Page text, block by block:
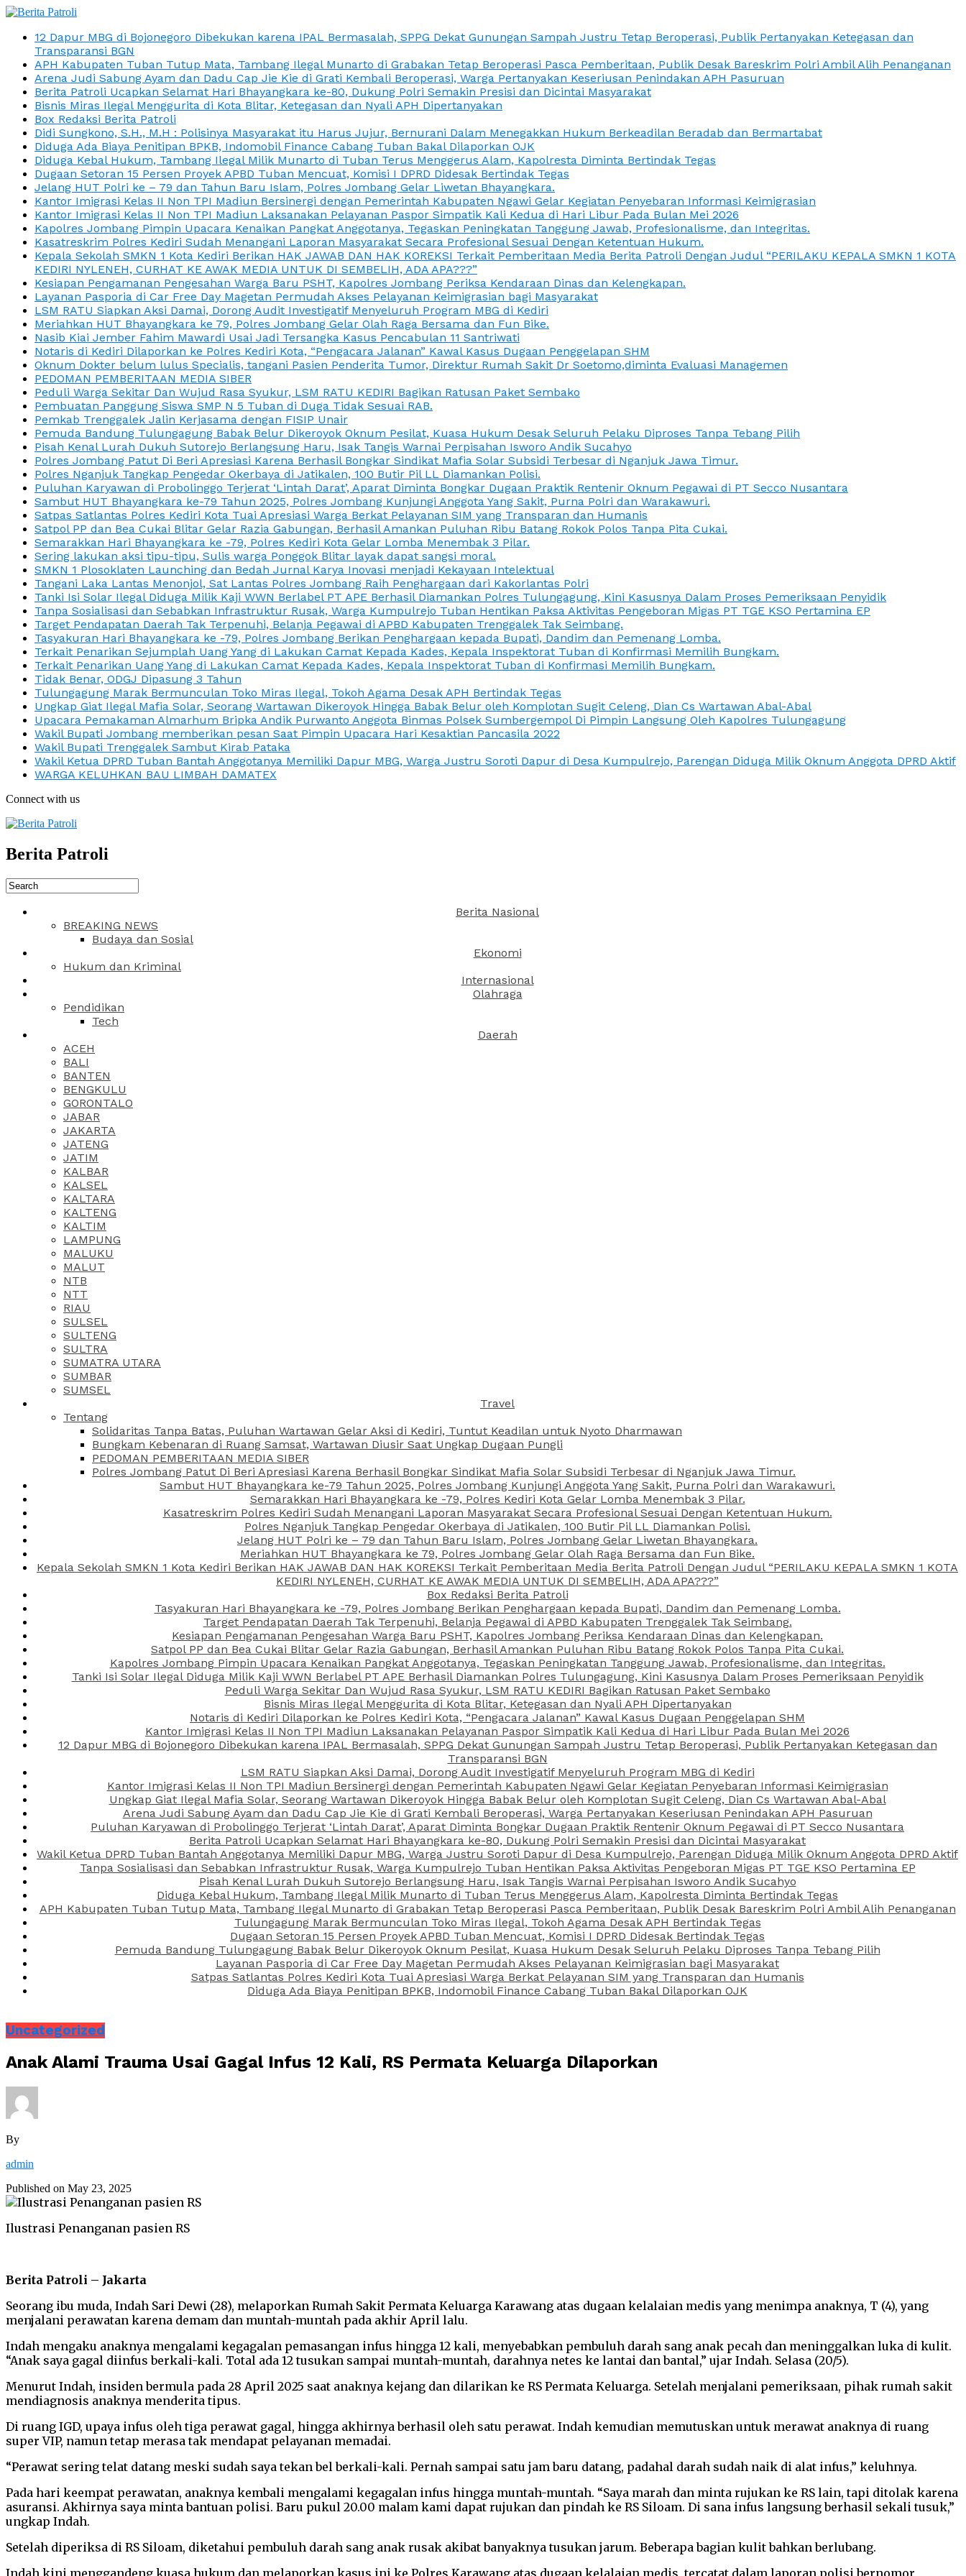
12 Dapur MBG di Bojonegoro Dibekukan karena IPAL Bermasalah, SPPG Dekat Gunungan Sampah Justru Tetap Beroperasi, Publik Pertanyakan Ketegasan dan
Transparansi BGN
APH Kabupaten Tuban Tutup Mata, Tambang Ilegal Munarto di Grabakan Tetap Beroperasi Pasca Pemberitaan, Publik Desak Bareskrim Polri Ambil Alih Penanganan
Arena Judi Sabung Ayam dan Dadu Cap Jie Kie di Grati Kembali Beroperasi, Warga Pertanyakan Keseriusan Penindakan APH Pasuruan
Berita Patroli Ucapkan Selamat Hari Bhayangkara ke-80, Dukung Polri Semakin Presisi dan Dicintai Masyarakat
Bisnis Miras Ilegal Menggurita di Kota Blitar, Ketegasan dan Nyali APH Dipertanyakan
Box Redaksi Berita Patroli
Didi Sungkono, S.H., M.H : Polisinya Masyarakat itu Harus Jujur, Bernurani Dalam Menegakkan Hukum Berkeadilan Beradab dan Bermartabat
Diduga Ada Biaya Penitipan BPKB, Indomobil Finance Cabang Tuban Bakal Dilaporkan OJK
Diduga Kebal Hukum, Tambang Ilegal Milik Munarto di Tuban Terus Menggerus Alam, Kapolresta Diminta Bertindak Tegas
Dugaan Setoran 15 Persen Proyek APBD Tuban Mencuat, Komisi I DPRD Didesak Bertindak Tegas
Jelang HUT Polri ke – 79 dan Tahun Baru Islam, Polres Jombang Gelar Liwetan Bhayangkara.
Kantor Imigrasi Kelas II Non TPI Madiun Bersinergi dengan Pemerintah Kabupaten Ngawi Gelar Kegiatan Penyebaran Informasi Keimigrasian
Kantor Imigrasi Kelas II Non TPI Madiun Laksanakan Pelayanan Paspor Simpatik Kali Kedua di Hari Libur Pada Bulan Mei 2026
Kapolres Jombang Pimpin Upacara Kenaikan Pangkat Anggotanya, Tegaskan Peningkatan Tanggung Jawab, Profesionalisme, dan Integritas.
Kasatreskrim Polres Kediri Sudah Menangani Laporan Masyarakat Secara Profesional Sesuai Dengan Ketentuan Hukum.
Kepala Sekolah SMKN 1 Kota Kediri Berikan HAK JAWAB DAN HAK KOREKSI Terkait Pemberitaan Media Berita Patroli Dengan Judul “PERILAKU KEPALA SMKN 1 KOTA
KEDIRI NYLENEH, CURHAT KE AWAK MEDIA UNTUK DI SEMBELIH, ADA APA???”
Kesiapan Pengamanan Pengesahan Warga Baru PSHT, Kapolres Jombang Periksa Kendaraan Dinas dan Kelengkapan.
Layanan Pasporia di Car Free Day Magetan Permudah Akses Pelayanan Keimigrasian bagi Masyarakat
LSM RATU Siapkan Aksi Damai, Dorong Audit Investigatif Menyeluruh Program MBG di Kediri
Meriahkan HUT Bhayangkara ke 79, Polres Jombang Gelar Olah Raga Bersama dan Fun Bike.
Nasib Kiai Jember Fahim Mawardi Usai Jadi Tersangka Kasus Pencabulan 11 Santriwati
Notaris di Kediri Dilaporkan ke Polres Kediri Kota, “Pengacara Jalanan” Kawal Kasus Dugaan Penggelapan SHM
Oknum Dokter belum lulus Specialis, tangani Pasien Penderita Tumor, Direktur Rumah Sakit Dr Soetomo,diminta Evaluasi Managemen
PEDOMAN PEMBERITAAN MEDIA SIBER
Peduli Warga Sekitar Dan Wujud Rasa Syukur, LSM RATU KEDIRI Bagikan Ratusan Paket Sembako
Pembuatan Panggung Siswa SMP N 5 Tuban di Duga Tidak Sesuai RAB.
Pemkab Trenggalek Jalin Kerjasama dengan FISIP Unair
Pemuda Bandung Tulungagung Babak Belur Dikeroyok Oknum Pesilat, Kuasa Hukum Desak Seluruh Pelaku Diproses Tanpa Tebang Pilih
Pisah Kenal Lurah Dukuh Sutorejo Berlangsung Haru, Isak Tangis Warnai Perpisahan Isworo Andik Sucahyo
Polres Jombang Patut Di Beri Apresiasi Karena Berhasil Bongkar Sindikat Mafia Solar Subsidi Terbesar di Nganjuk Jawa Timur.
Polres Nganjuk Tangkap Pengedar Okerbaya di Jatikalen, 100 Butir Pil LL Diamankan Polisi.
Puluhan Karyawan di Probolinggo Terjerat ‘Lintah Darat’, Aparat Diminta Bongkar Dugaan Praktik Rentenir Oknum Pegawai di PT Secco Nusantara
Sambut HUT Bhayangkara ke-79 Tahun 2025, Polres Jombang Kunjungi Anggota Yang Sakit, Purna Polri dan Warakawuri.
Satpas Satlantas Polres Kediri Kota Tuai Apresiasi Warga Berkat Pelayanan SIM yang Transparan dan Humanis
Satpol PP dan Bea Cukai Blitar Gelar Razia Gabungan, Berhasil Amankan Puluhan Ribu Batang Rokok Polos Tanpa Pita Cukai.
Semarakkan Hari Bhayangkara ke -79, Polres Kediri Kota Gelar Lomba Menembak 3 Pilar.
Sering lakukan aksi tipu-tipu, Sulis warga Ponggok Blitar layak dapat sangsi moral.
SMKN 1 Plosoklaten Launching dan Bedah Jurnal Karya Inovasi menjadi Kekayaan Intelektual
Tangani Laka Lantas Menonjol, Sat Lantas Polres Jombang Raih Penghargaan dari Kakorlantas Polri
Tanki Isi Solar Ilegal Diduga Milik Kaji WWN Berlabel PT APE Berhasil Diamankan Polres Tulungagung, Kini Kasusnya Dalam Proses Pemeriksaan Penyidik
Tanpa Sosialisasi dan Sebabkan Infrastruktur Rusak, Warga Kumpulrejo Tuban Hentikan Paksa Aktivitas Pengeboran Migas PT TGE KSO Pertamina EP
Target Pendapatan Daerah Tak Terpenuhi, Belanja Pegawai di APBD Kabupaten Trenggalek Tak Seimbang.
Tasyakuran Hari Bhayangkara ke -79, Polres Jombang Berikan Penghargaan kepada Bupati, Dandim dan Pemenang Lomba.
Terkait Penarikan Sejumplah Uang Yang di Lakukan Camat Kepada Kades, Kepala Inspektorat Tuban di Konfirmasi Memilih Bungkam.
Terkait Penarikan Uang Yang di Lakukan Camat Kepada Kades, Kepala Inspektorat Tuban di Konfirmasi Memilih Bungkam.
Tidak Benar, ODGJ Dipasung 3 Tahun
Tulungagung Marak Bermunculan Toko Miras Ilegal, Tokoh Agama Desak APH Bertindak Tegas
Ungkap Giat Ilegal Mafia Solar, Seorang Wartawan Dikeroyok Hingga Babak Belur oleh Komplotan Sugit Celeng, Dian Cs Wartawan Abal-Abal
Upacara Pemakaman Almarhum Bripka Andik Purwanto Anggota Binmas Polsek Sumbergempol Di Pimpin Langsung Oleh Kapolres Tulungagung
Wakil Bupati Jombang memberikan pesan Saat Pimpin Upacara Hari Kesaktian Pancasila 2022
Wakil Bupati Trenggalek Sambut Kirab Pataka
Wakil Ketua DPRD Tuban Bantah Anggotanya Memiliki Dapur MBG, Warga Justru Soroti Dapur di Desa Kumpulrejo, Parengan Diduga Milik Oknum Anggota DPRD Aktif
WARGA KELUHKAN BAU LIMBAH DAMATEX
Connect with us
Berita Patroli
Berita Nasional
BREAKING NEWS
Budaya dan Sosial
Ekonomi
Hukum dan Kriminal
Internasional
Olahraga
Pendidikan
Tech
Daerah
ACEH
BALI
BANTEN
BENGKULU
GORONTALO
JABAR
JAKARTA
JATENG
JATIM
KALBAR
KALSEL
KALTARA
KALTENG
KALTIM
LAMPUNG
MALUKU
MALUT
NTB
NTT
RIAU
SULSEL
SULTENG
SULTRA
SUMATRA UTARA
SUMBAR
SUMSEL
Travel
Tentang
Solidaritas Tanpa Batas, Puluhan Wartawan Gelar Aksi di Kediri, Tuntut Keadilan untuk Nyoto Dharmawan
Bungkam Kebenaran di Ruang Samsat, Wartawan Diusir Saat Ungkap Dugaan Pungli
PEDOMAN PEMBERITAAN MEDIA SIBER
Polres Jombang Patut Di Beri Apresiasi Karena Berhasil Bongkar Sindikat Mafia Solar Subsidi Terbesar di Nganjuk Jawa Timur.
Sambut HUT Bhayangkara ke-79 Tahun 2025, Polres Jombang Kunjungi Anggota Yang Sakit, Purna Polri dan Warakawuri.
Semarakkan Hari Bhayangkara ke -79, Polres Kediri Kota Gelar Lomba Menembak 3 Pilar.
Kasatreskrim Polres Kediri Sudah Menangani Laporan Masyarakat Secara Profesional Sesuai Dengan Ketentuan Hukum.
Polres Nganjuk Tangkap Pengedar Okerbaya di Jatikalen, 100 Butir Pil LL Diamankan Polisi.
Jelang HUT Polri ke – 79 dan Tahun Baru Islam, Polres Jombang Gelar Liwetan Bhayangkara.
Meriahkan HUT Bhayangkara ke 79, Polres Jombang Gelar Olah Raga Bersama dan Fun Bike.
Kepala Sekolah SMKN 1 Kota Kediri Berikan HAK JAWAB DAN HAK KOREKSI Terkait Pemberitaan Media Berita Patroli Dengan Judul “PERILAKU KEPALA SMKN 1 KOTA
KEDIRI NYLENEH, CURHAT KE AWAK MEDIA UNTUK DI SEMBELIH, ADA APA???”
Box Redaksi Berita Patroli
Tasyakuran Hari Bhayangkara ke -79, Polres Jombang Berikan Penghargaan kepada Bupati, Dandim dan Pemenang Lomba.
Target Pendapatan Daerah Tak Terpenuhi, Belanja Pegawai di APBD Kabupaten Trenggalek Tak Seimbang.
Kesiapan Pengamanan Pengesahan Warga Baru PSHT, Kapolres Jombang Periksa Kendaraan Dinas dan Kelengkapan.
Satpol PP dan Bea Cukai Blitar Gelar Razia Gabungan, Berhasil Amankan Puluhan Ribu Batang Rokok Polos Tanpa Pita Cukai.
Kapolres Jombang Pimpin Upacara Kenaikan Pangkat Anggotanya, Tegaskan Peningkatan Tanggung Jawab, Profesionalisme, dan Integritas.
Tanki Isi Solar Ilegal Diduga Milik Kaji WWN Berlabel PT APE Berhasil Diamankan Polres Tulungagung, Kini Kasusnya Dalam Proses Pemeriksaan Penyidik
Peduli Warga Sekitar Dan Wujud Rasa Syukur, LSM RATU KEDIRI Bagikan Ratusan Paket Sembako
Bisnis Miras Ilegal Menggurita di Kota Blitar, Ketegasan dan Nyali APH Dipertanyakan
Notaris di Kediri Dilaporkan ke Polres Kediri Kota, “Pengacara Jalanan” Kawal Kasus Dugaan Penggelapan SHM
Kantor Imigrasi Kelas II Non TPI Madiun Laksanakan Pelayanan Paspor Simpatik Kali Kedua di Hari Libur Pada Bulan Mei 2026
12 Dapur MBG di Bojonegoro Dibekukan karena IPAL Bermasalah, SPPG Dekat Gunungan Sampah Justru Tetap Beroperasi, Publik Pertanyakan Ketegasan dan
Transparansi BGN
LSM RATU Siapkan Aksi Damai, Dorong Audit Investigatif Menyeluruh Program MBG di Kediri
Kantor Imigrasi Kelas II Non TPI Madiun Bersinergi dengan Pemerintah Kabupaten Ngawi Gelar Kegiatan Penyebaran Informasi Keimigrasian
Ungkap Giat Ilegal Mafia Solar, Seorang Wartawan Dikeroyok Hingga Babak Belur oleh Komplotan Sugit Celeng, Dian Cs Wartawan Abal-Abal
Arena Judi Sabung Ayam dan Dadu Cap Jie Kie di Grati Kembali Beroperasi, Warga Pertanyakan Keseriusan Penindakan APH Pasuruan
Puluhan Karyawan di Probolinggo Terjerat ‘Lintah Darat’, Aparat Diminta Bongkar Dugaan Praktik Rentenir Oknum Pegawai di PT Secco Nusantara
Berita Patroli Ucapkan Selamat Hari Bhayangkara ke-80, Dukung Polri Semakin Presisi dan Dicintai Masyarakat
Wakil Ketua DPRD Tuban Bantah Anggotanya Memiliki Dapur MBG, Warga Justru Soroti Dapur di Desa Kumpulrejo, Parengan Diduga Milik Oknum Anggota DPRD Aktif
Tanpa Sosialisasi dan Sebabkan Infrastruktur Rusak, Warga Kumpulrejo Tuban Hentikan Paksa Aktivitas Pengeboran Migas PT TGE KSO Pertamina EP
Pisah Kenal Lurah Dukuh Sutorejo Berlangsung Haru, Isak Tangis Warnai Perpisahan Isworo Andik Sucahyo
Diduga Kebal Hukum, Tambang Ilegal Milik Munarto di Tuban Terus Menggerus Alam, Kapolresta Diminta Bertindak Tegas
APH Kabupaten Tuban Tutup Mata, Tambang Ilegal Munarto di Grabakan Tetap Beroperasi Pasca Pemberitaan, Publik Desak Bareskrim Polri Ambil Alih Penanganan
Tulungagung Marak Bermunculan Toko Miras Ilegal, Tokoh Agama Desak APH Bertindak Tegas
Dugaan Setoran 15 Persen Proyek APBD Tuban Mencuat, Komisi I DPRD Didesak Bertindak Tegas
Pemuda Bandung Tulungagung Babak Belur Dikeroyok Oknum Pesilat, Kuasa Hukum Desak Seluruh Pelaku Diproses Tanpa Tebang Pilih
Layanan Pasporia di Car Free Day Magetan Permudah Akses Pelayanan Keimigrasian bagi Masyarakat
Satpas Satlantas Polres Kediri Kota Tuai Apresiasi Warga Berkat Pelayanan SIM yang Transparan dan Humanis
Diduga Ada Biaya Penitipan BPKB, Indomobil Finance Cabang Tuban Bakal Dilaporkan OJK
Uncategorized
Anak Alami Trauma Usai Gagal Infus 12 Kali, RS Permata Keluarga Dilaporkan
By
admin
Published on May 23, 2025
Ilustrasi Penanganan pasien RS
Berita Patroli – Jakarta
Seorang ibu muda, Indah Sari Dewi (28), melaporkan Rumah Sakit Permata Keluarga Karawang atas dugaan kelalaian medis yang menimpa anaknya, T (4), yang
menjalani perawatan karena demam dan muntah-muntah pada akhir April lalu.
Indah mengaku anaknya mengalami kegagalan pemasangan infus hingga 12 kali, menyebabkan pembuluh darah sang anak pecah dan meninggalkan luka di kulit.
“Anak saya gagal diinfus berkali-kali. Total ada 12 tusukan sampai muntah-muntah, darahnya netes ke lantai dan bantal,” ujar Indah. Selasa (20/5).
Menurut Indah, insiden bermula pada 28 April 2025 saat anaknya kejang dan dilarikan ke RS Permata Keluarga. Setelah menjalani pemeriksaan, pihak rumah sakit
mendiagnosis anaknya menderita tipus.
Di ruang IGD, upaya infus oleh tiga perawat gagal, hingga akhirnya berhasil oleh satu perawat. Indah kemudian memutuskan untuk merawat anaknya di ruang
super VIP, namun tetap merasa tak mendapat pelayanan memadai.
“Perawat sering telat datang meski sudah saya tekan bel berkali-kali. Pernah sampai satu jam baru datang, padahal darah sudah naik di alat infus,” keluhnya.
Pada hari keempat perawatan, anaknya kembali mengalami kegagalan infus hingga muntah-muntah. “Saya marah dan minta rujukan ke RS lain, tapi ditolak karena
asuransi. Akhirnya saya minta bantuan polisi. Baru pukul 20.00 malam kami dapat rujukan dan pindah ke RS Siloam. Di sana infus langsung berhasil sekali tusuk,”
ungkap Indah.
Setelah diperiksa di RS Siloam, diketahui pembuluh darah sang anak rusak akibat banyaknya tusukan jarum. Beberapa bagian kulit bahkan berlubang.